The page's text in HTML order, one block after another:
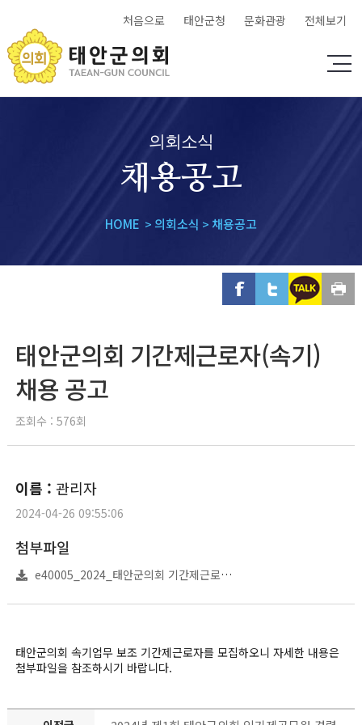
처음으로 태안군청 문화관광 전체보기
의회소식
채용공고
HOME > 의회소식 > 채용공고
태안군의회 기간제근로자(속기)
채용 공고
조회수 : 576회
이름 : 관리자
2024-04-26 09:55:06
첨부파일
e40005_2024_태안군의회 기간제근로자(속기) 모집공고.hwp
태안군의회 속기업무 보조 기간제근로자를 모집하오니 자세한 내용은
첨부파일을 참조하시기 바랍니다.